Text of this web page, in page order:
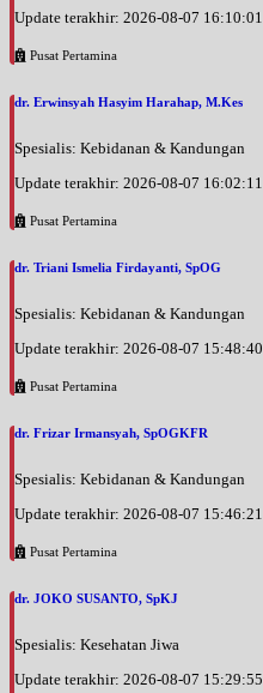
Jam 16:00 - 18:00
Jam 08:00 - 11:00
EKSEKUTIF
Rabu, 02/09/2026
EKSEKUTIF
Rabu, 02/09/2026
EKSEKUTIF
Jam 10:00 - 12:00
Jam 16:00 - 19:00
EKSEKUTIF
Jumat, 04/09/2026
Jam 16:00 - 19:00
Update terakhir: 2026-08-07 16:10:01
Pusat Pertamina
dr. Erwinsyah Hasyim Harahap, M.Kes
Spesialis: Kebidanan & Kandungan
Update terakhir: 2026-08-07 16:02:11
Pusat Pertamina
dr. Triani Ismelia Firdayanti, SpOG
Spesialis: Kebidanan & Kandungan
Update terakhir: 2026-08-07 15:48:40
Pusat Pertamina
dr. Frizar Irmansyah, SpOGKFR
Spesialis: Kebidanan & Kandungan
Update terakhir: 2026-08-07 15:46:21
Pusat Pertamina
dr. JOKO SUSANTO, SpKJ
Spesialis: Kesehatan Jiwa
Update terakhir: 2026-08-07 15:29:55